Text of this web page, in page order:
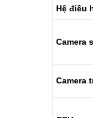
Hệ điều
Camera
Camera